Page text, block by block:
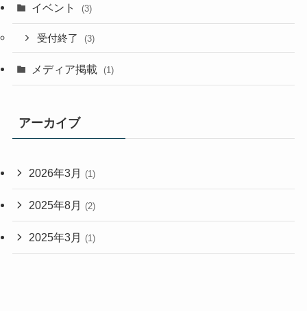
イベント (3)
受付終了 (3)
メディア掲載 (1)
アーカイブ
2026年3月 (1)
2025年8月 (2)
2025年3月 (1)